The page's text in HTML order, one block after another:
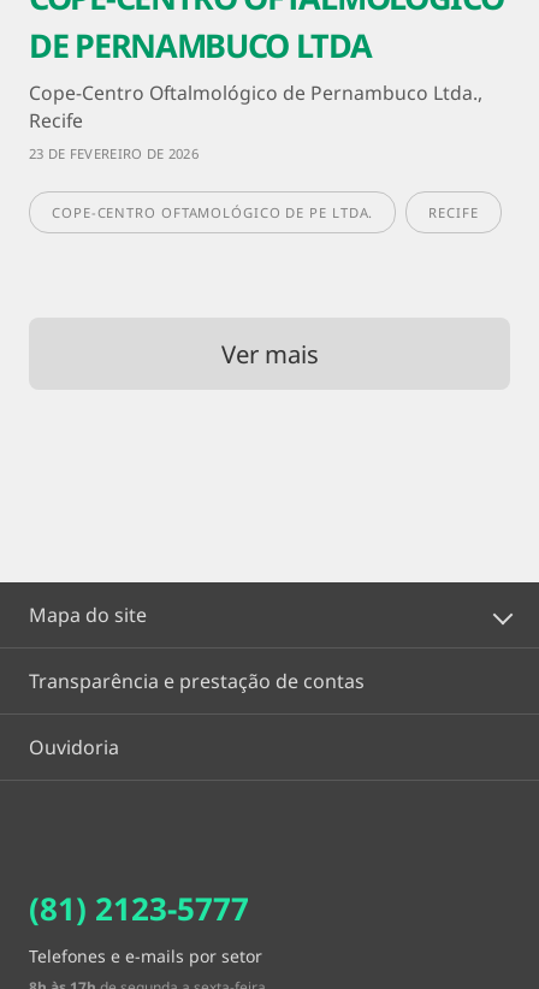
DE PERNAMBUCO LTDA
Cope-Centro Oftalmológico de Pernambuco Ltda.,
Recife
23 DE FEVEREIRO DE 2026
COPE-CENTRO OFTAMOLÓGICO DE PE LTDA. RECIFE
Ver mais
Mapa do site
Transparência e prestação de contas
Ouvidoria
(81) 2123-5777
Telefones e e-mails por setor